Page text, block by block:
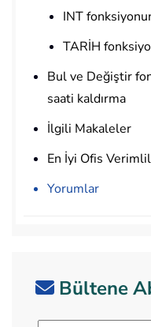
INT
TARİH
Bul ve Değiştir
saati kaldırma
İlgili Makaleler
En İyi Ofis
Yorumlar
Bültene